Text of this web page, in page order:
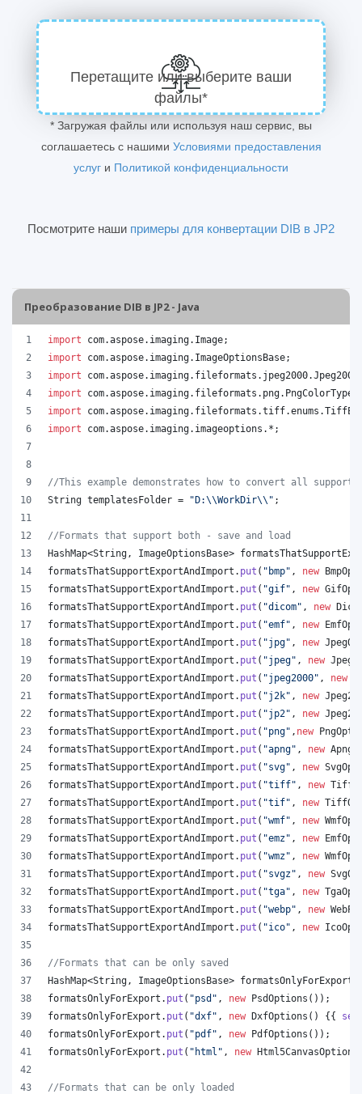
Перетащите или выберите ваши
файлы*
* Загружая файлы или используя наш сервис, вы
соглашаетесь с нашими Условиями предоставления
услуг и Политикой конфиденциальности
Посмотрите наши примеры для конвертации DIB в JP2
Преобразование DIB в JP2 - Java
import com.aspose. imaging. Image;
import
com.aspose. imaging. ImageOptionsBase;
import
com.aspose. imaging. fileformats . jpeg2000.
import
com.aspose. imaging. fileformats . png. PngColorType
import
com.aspose. imaging. fileformats .tiff.enums .
import
com.aspose. imaging. imageoptions .*;
//This example demonstrates how to convert all
String templatesFolder = "D:\\WorkDir\\ " ;
//Formats that support both - save and load
HashMap<String , ImageOptionsBase>
formatsThatSupportExportAndImport . put ( "bmp" , new
formatsThatSupportExportAndImport . put ( "gif" , new
formatsThatSupportExportAndImport . put ( "dicom" , new
formatsThatSupportExportAndImport . put ( "emf" , new
formatsThatSupportExportAndImport . put ( "jpg" , new
formatsThatSupportExportAndImport . put ( "jpeg" , new
formatsThatSupportExportAndImport . put ( "jpeg2000" , new
formatsThatSupportExportAndImport . put ( "j2k" , new
formatsThatSupportExportAndImport . put ( "jp2" , new
formatsThatSupportExportAndImport . put ( "png" , new
formatsThatSupportExportAndImport . put ( "apng" , new
formatsThatSupportExportAndImport . put ( "svg" , new
formatsThatSupportExportAndImport . put ( "tiff" , new
formatsThatSupportExportAndImport . put ( "tif" , new
formatsThatSupportExportAndImport . put ( "wmf" , new
formatsThatSupportExportAndImport . put ( "emz" , new
formatsThatSupportExportAndImport . put ( "wmz" , new
formatsThatSupportExportAndImport . put ( "svgz" , new
formatsThatSupportExportAndImport . put ( "tga" , new
formatsThatSupportExportAndImport . put ( "webp" , new
formatsThatSupportExportAndImport . put ( "ico" , new
//Formats that can be only saved
HashMap<String , ImageOptionsBase> formatsOnlyForExport
formatsOnlyForExport . put ( "psd" , new PsdOptions ());
formatsOnlyForExport . put ( "dxf" , new DxfOptions () {{
formatsOnlyForExport . put ( "pdf" , new PdfOptions ());
formatsOnlyForExport . put ( "html" , new Html5CanvasOptions
//Formats that can be only loaded